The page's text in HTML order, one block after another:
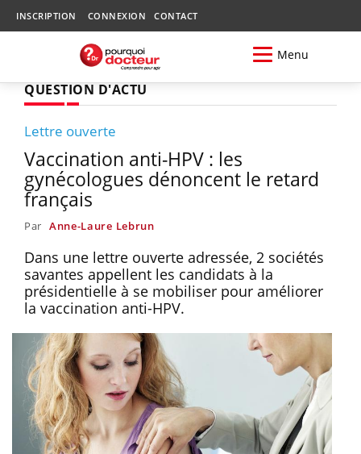
INSCRIPTION CONNEXION CONTACT
Menu
QUESTION D'ACTU
Lettre ouverte
Vaccination anti-HPV : les
gynécologues dénoncent le retard
français
Par Anne-Laure Lebrun
Dans une lettre ouverte adressée, 2 sociétés
savantes appellent les candidats à la
présidentielle à se mobiliser pour améliorer
la vaccination anti-HPV.